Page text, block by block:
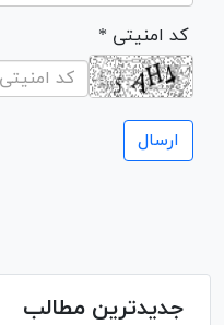
* کد امنیتی
جدیدترین مطالب